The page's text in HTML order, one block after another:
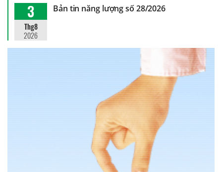
3
Thg8
2026
Bản tin năng lượng số 28/2026